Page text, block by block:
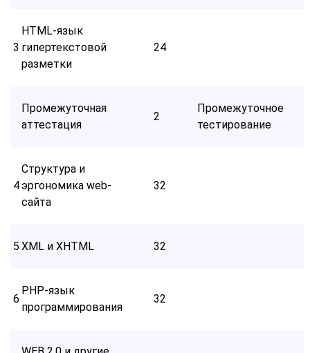
3
HTML-язык
гипертекстовой
разметки
24
Промежуточная
аттестация
2
Промежуточное
тестирование
4
Структура и
эргономика web-
сайта
32
5 XML и XHTML 32
6
PHP-язык
программирования
32